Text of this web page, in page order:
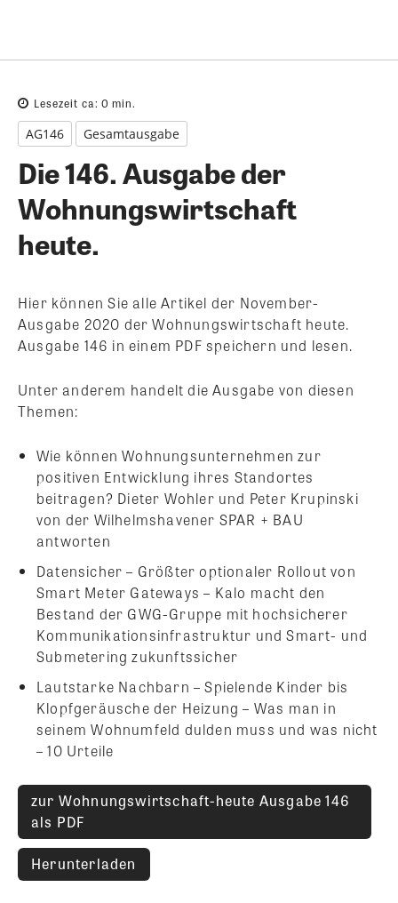
Lesezeit ca: 0 min.
AG146 Gesamtausgabe
Die 146. Ausgabe der
Wohnungswirtschaft
heute.
Hier können Sie alle Artikel der November-
Ausgabe 2020 der Wohnungswirtschaft heute.
Ausgabe 146 in einem PDF speichern und lesen.
Unter anderem handelt die Ausgabe von diesen
Themen:
Wie können Wohnungsunternehmen zur
positiven Entwicklung ihres Standortes
beitragen? Dieter Wohler und Peter Krupinski
von der Wilhelmshavener SPAR + BAU
antworten
Datensicher – Größter optionaler Rollout von
Smart Meter Gateways – Kalo macht den
Bestand der GWG-Gruppe mit hochsicherer
Kommunikationsinfrastruktur und Smart- und
Submetering zukunftssicher
Lautstarke Nachbarn – Spielende Kinder bis
Klopfgeräusche der Heizung – Was man in
seinem Wohnumfeld dulden muss und was nicht
– 10 Urteile
zur Wohnungswirtschaft-heute Ausgabe 146
als PDF
Herunterladen